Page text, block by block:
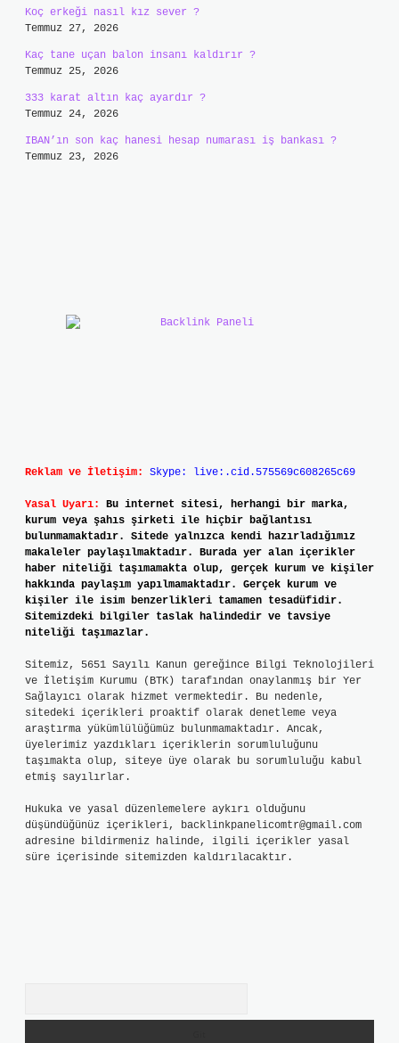
Koç erkeği nasıl kız sever ?
Temmuz 27, 2026
Kaç tane uçan balon insanı kaldırır ?
Temmuz 25, 2026
333 karat altın kaç ayardır ?
Temmuz 24, 2026
IBAN’ın son kaç hanesi hesap numarası iş bankası ?
Temmuz 23, 2026
Reklam ve İletişim: Skype: live:.cid.575569c608265c69
Yasal Uyarı:
Bu internet sitesi, herhangi bir marka,
kurum veya şahıs şirketi ile hiçbir bağlantısı
bulunmamaktadır. Sitede yalnızca kendi hazırladığımız
makaleler paylaşılmaktadır. Burada yer alan içerikler
haber niteliği taşımamakta olup, gerçek kurum ve kişiler
hakkında paylaşım yapılmamaktadır. Gerçek kurum ve
kişiler ile isim benzerlikleri tamamen tesadüfidir.
Sitemizdeki bilgiler taslak halindedir ve tavsiye
niteliği taşımazlar.
Sitemiz, 5651 Sayılı Kanun gereğince Bilgi Teknolojileri
ve İletişim Kurumu (BTK) tarafından onaylanmış bir Yer
Sağlayıcı olarak hizmet vermektedir. Bu nedenle,
sitedeki içerikleri proaktif olarak denetleme veya
araştırma yükümlülüğümüz bulunmamaktadır. Ancak,
üyelerimiz yazdıkları içeriklerin sorumluluğunu
taşımakta olup, siteye üye olarak bu sorumluluğu kabul
etmiş sayılırlar.
Hukuka ve yasal düzenlemelere aykırı olduğunu
düşündüğünüz içerikleri, backlinkpanelicomtr@gmail.com
adresine bildirmeniz halinde, ilgili içerikler yasal
süre içerisinde sitemizden kaldırılacaktır.